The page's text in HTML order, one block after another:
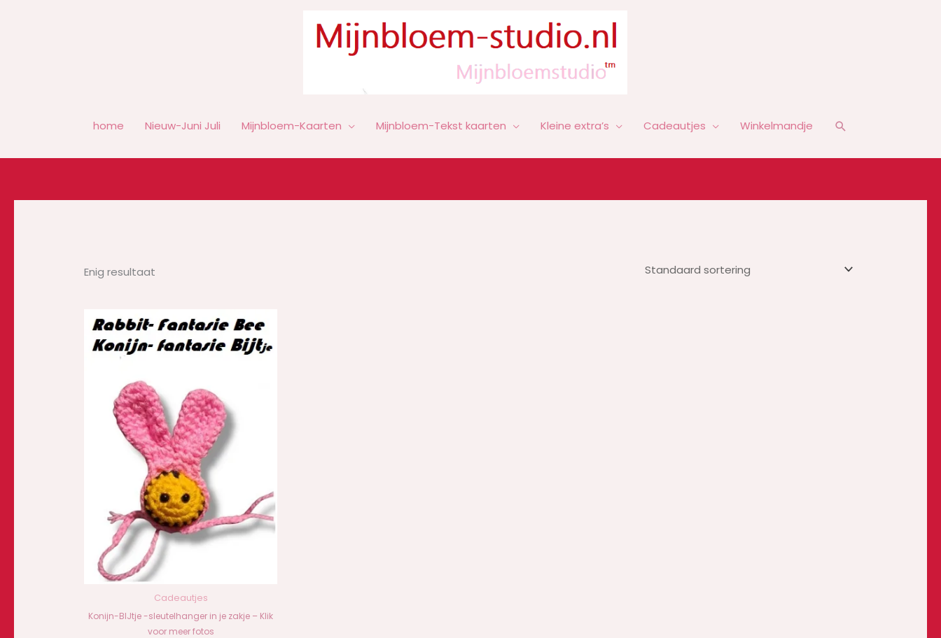
home Nieuw-Juni Juli Mijnbloem-Kaarten Mijnbloem-Tekst kaarten Kleine extra’s Cadeautjes Winkelmandje Zoeken
Enig resultaat
Cadeautjes
Konijn-BIJtje -sleutelhanger in je zakje – Klik
voor meer fotos